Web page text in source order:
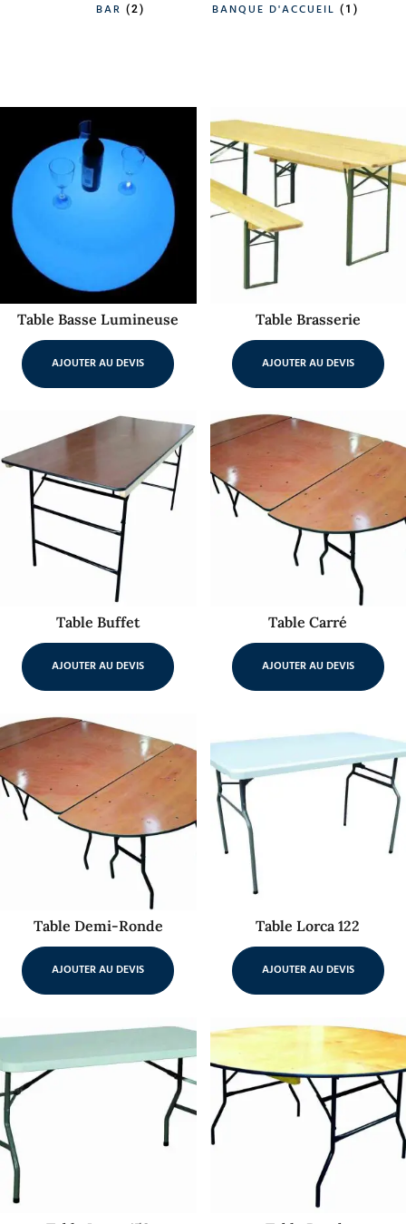
BAR (2) BANQUE D'ACCUEIL (1)
Table Basse Lumineuse
AJOUTER AU DEVIS
Table Brasserie
AJOUTER AU DEVIS
Table Buffet
AJOUTER AU DEVIS
Table Carré
AJOUTER AU DEVIS
Table Demi-Ronde
AJOUTER AU DEVIS
Table Lorca 122
AJOUTER AU DEVIS